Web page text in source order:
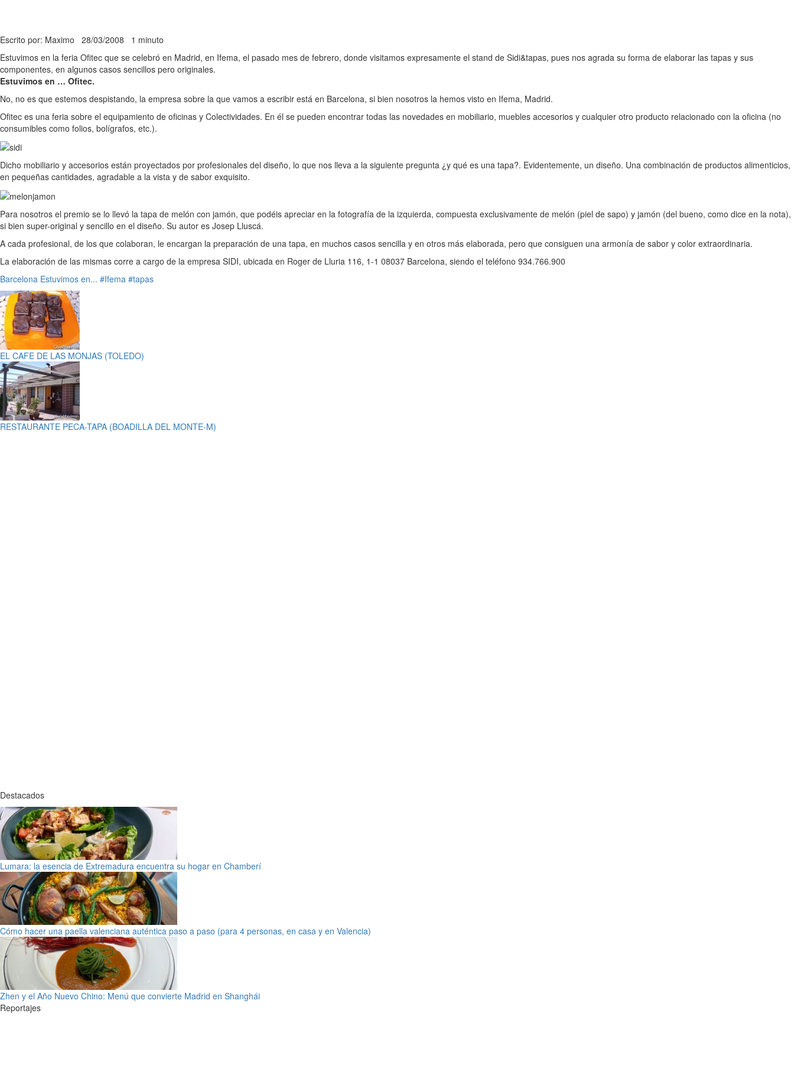
Escrito por: Maximo 28/03/2008 1 minuto
Estuvimos en la feria Ofitec que se celebró en Madrid, en Ifema, el pasado mes de febrero, donde visitamos expresamente el stand de Sidi&tapas, pues nos agrada su forma de elaborar las tapas y sus
componentes, en algunos casos sencillos pero originales.
Estuvimos en … Ofitec.
No, no es que estemos despistando, la empresa sobre la que vamos a escribir está en Barcelona, si bien nosotros la hemos visto en Ifema, Madrid.
Ofitec es una feria sobre el equipamiento de oficinas y Colectividades. En él se pueden encontrar todas las novedades en mobiliario, muebles accesorios y cualquier otro producto relacionado con la oficina (no
consumibles como folios, bolígrafos, etc.).
Dicho mobiliario y accesorios están proyectados por profesionales del diseño, lo que nos lleva a la siguiente pregunta ¿y qué es una tapa?. Evidentemente, un diseño. Una combinación de productos alimenticios,
en pequeñas cantidades, agradable a la vista y de sabor exquisito.
Para nosotros el premio se lo llevó la tapa de melón con jamón, que podéis apreciar en la fotografía de la izquierda, compuesta exclusivamente de melón (piel de sapo) y jamón (del bueno, como dice en la nota),
si bien super-original y sencillo en el diseño. Su autor es Josep Lluscá.
A cada profesional, de los que colaboran, le encargan la preparación de una tapa, en muchos casos sencilla y en otros más elaborada, pero que consiguen una armonía de sabor y color extraordinaria.
La elaboración de las mismas corre a cargo de la empresa SIDI, ubicada en Roger de Lluria 116, 1-1 08037 Barcelona, siendo el teléfono 934.766.900
Barcelona Estuvimos en... #Ifema #tapas
EL CAFE DE LAS MONJAS (TOLEDO)
RESTAURANTE PECA-TAPA (BOADILLA DEL MONTE-M)
Destacados
Lumara: la esencia de Extremadura encuentra su hogar en Chamberí
Cómo hacer una paella valenciana auténtica paso a paso (para 4 personas, en casa y en Valencia)
Zhen y el Año Nuevo Chino: Menú que convierte Madrid en Shanghái
Reportajes